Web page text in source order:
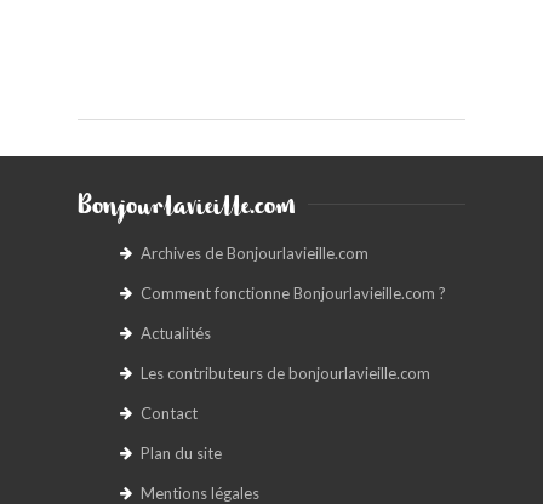
Bonjourlavieille.com
Archives de Bonjourlavieille.com
Comment fonctionne Bonjourlavieille.com ?
Actualités
Les contributeurs de bonjourlavieille.com
Contact
Plan du site
Mentions légales